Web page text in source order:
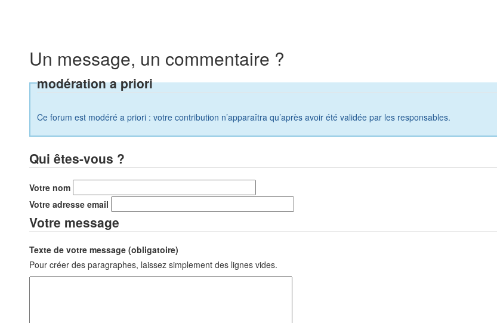
Un message, un commentaire ?
modération a priori
Ce forum est modéré a priori : votre contribution n’apparaîtra qu’après avoir été validée par les responsables.
Qui êtes-vous ?
Votre nom
Votre adresse email
Votre message
Texte de votre message (obligatoire)
Pour créer des paragraphes, laissez simplement des lignes vides.